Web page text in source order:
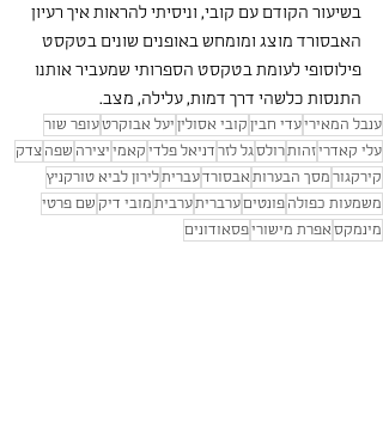
בשיעור הקודם עם קובי, וניסיתי להראות איך רעיון
האבסורד מוצג ומומחש באופנים שונים בטקסט
פילוסופי לעומת בטקסט הספרותי שמעביר אותנו
התנסות כלשהי דרך דמות, עלילה, מצב.
ענבל המאיריעדי חבין קובי אסולין יעל אבוקרטעופר שור
עלי קאדריזהותרולסגל לזר דניאל פלדי קאמי יצירה שפה צדק
קירקגור מסך הבערותאבסורדעבריתלירון לביא טורקניץ
משמעות כפולה פונטיםערבריתערבית מובי דיק שם פרטי
מינמקסאפרת מישוריפסאודונים